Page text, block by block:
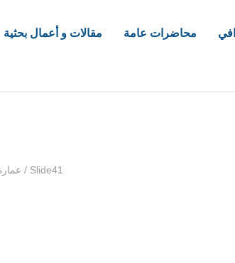
مقالات و أعمال بحثية محاضرات عامة
/ Slide41